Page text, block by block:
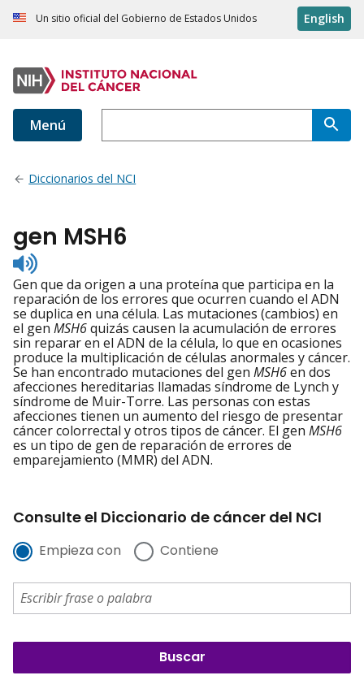
Un sitio oficial del Gobierno de Estados Unidos English
Menú
Diccionarios del NCI
gen MSH6
Listen
to
pronunciation
Gen que da origen a una proteína que participa en la
reparación de los errores que ocurren cuando el ADN
se duplica en una célula. Las mutaciones (cambios) en
el gen MSH6quizás causen la acumulación de errores
sin reparar en el ADN de la célula, lo que en ocasiones
produce la multiplicación de células anormales y cáncer.
Se han encontrado mutaciones del gen MSH6en dos
afecciones hereditarias llamadas síndrome de Lynch y
síndrome de Muir-Torre. Las personas con estas
afecciones tienen un aumento del riesgo de presentar
cáncer colorrectal y otros tipos de cáncer. El gen MSH6
es un tipo de gen de reparación de errores de
emparejamiento (MMR) del ADN.
Consulte el Diccionario de cáncer del NCI
Empieza con Contiene